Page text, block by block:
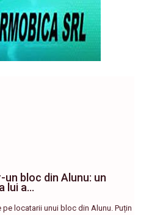
bloc din Alunu: un
lui a…
locatarii unui bloc din Alunu. Puțin